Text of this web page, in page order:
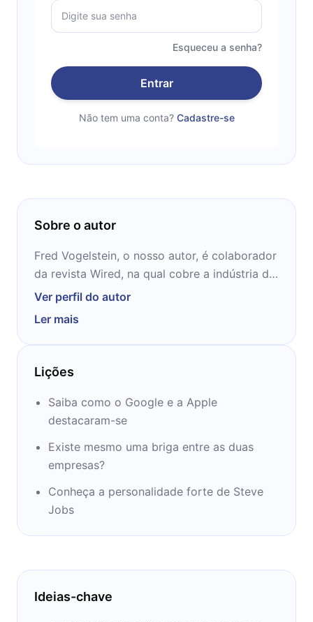
Esqueceu a senha?
Entrar
Não tem uma conta? Cadastre-se
Sobre o autor
Fred Vogelstein, o nosso autor, é colaborador
da revista Wired, na qual cobre a indústria de
tecnologia e de mídia. Ele escreve também
ter artigos publicados na New York Times
Magazine, no Los Angeles Times e no
Washington Post.
Sua atuação como jornalista o credencia
como um observador privilegiado do
desenvolvimento tecnológico e,
gigantes: Apple e Google.
Ver perfil do autor
Ler mais
Lições
Saiba como o Google e a Apple
destacaram-se
Existe mesmo uma briga entre as duas
empresas?
Conheça a personalidade forte de Steve
Jobs
Ideias-chave